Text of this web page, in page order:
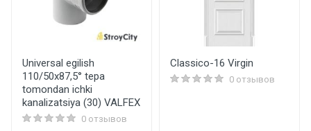
Universal egilish
110/50x87,5° tepa
tomondan ichki
kanalizatsiya (30) VALFEX
0 отзывов
Classico-16 Virgin
0 отзывов